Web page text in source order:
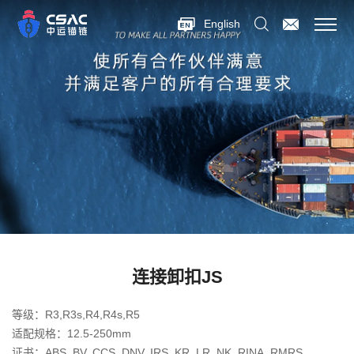
English
连接卸扣JS
等级：R3,R3s,R4,R4s,R5
适配规格：12.5-250mm